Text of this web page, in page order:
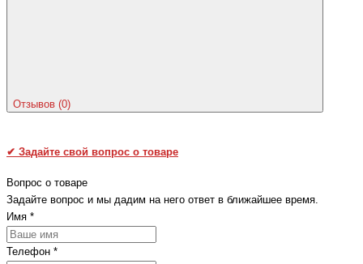
Отзывов (0)
✔ Задайте свой вопрос о товаре
Вопрос о товаре
Задайте вопрос и мы дадим на него ответ в ближайшее время.
Имя *
Телефон *